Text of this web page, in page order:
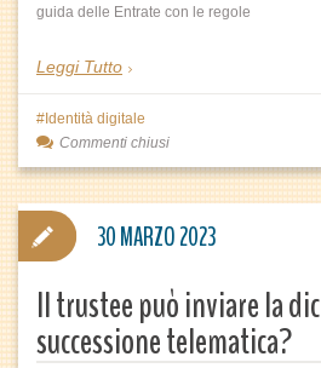
guida delle Entrate con le regole
Leggi Tutto
Identità digitale
Commenti chiusi
Il trustee può inviare la
successione telematica?
30 MARZO 2023